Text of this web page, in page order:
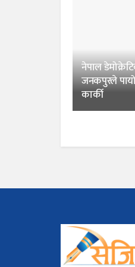
नेपाल
जनकपुरले
कार्की